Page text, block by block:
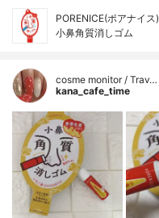
PORENICE(ポアナイス)
小鼻角質消しゴム
cosme monitor / Trav…
kana_cafe_time